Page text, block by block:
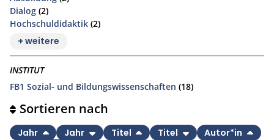
Dialog (2)
Hochschuldidaktik (2)
+ weitere
INSTITUT
FB1 Sozial- und Bildungswissenschaften (18)
Sortieren nach
Jahr Jahr Titel Titel
Autor*in